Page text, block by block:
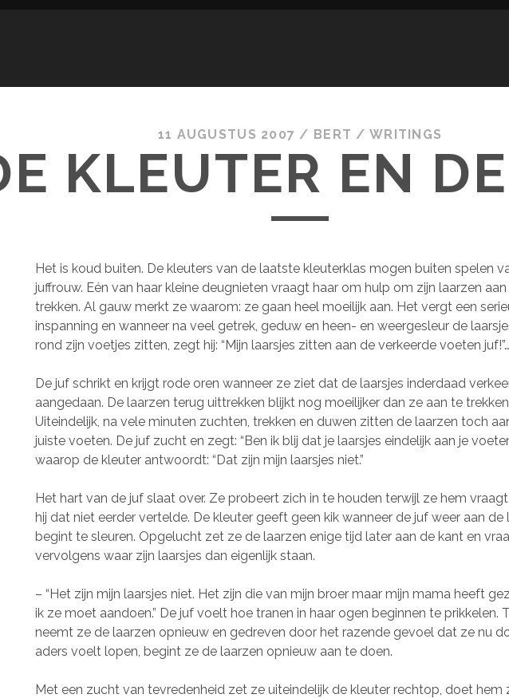
11 AUGUSTUS 2007 / BERT /WRITINGS
KLEUTER EN
Het is koud buiten. De kleuters van de laatste kleuterklas mogen buiten spelen
juffrouw. Eén van haar kleine deugnieten vraagt haar om hulp om zijn laarzen
trekken. Al gauw merkt ze waarom: ze gaan heel moeilijk aan. Het vergt een
inspanning en wanneer na veel getrek, geduw en heen- en weergesleur de
rond zijn voetjes zitten, zegt hij: “Mijn laarsjes zitten aan de verkeerde voeten juf!”…
De juf schrikt en krijgt rode oren wanneer ze ziet dat de laarsjes inderdaad
aangedaan. De laarzen terug uittrekken blijkt nog moeilijker dan ze aan te
Uiteindelijk, na vele minuten zuchten, trekken en duwen zitten de laarzen toch
juiste voeten. De juf zucht en zegt: “Ben ik blij dat je laarsjes eindelijk aan je
waarop de kleuter antwoordt: “Dat zijn mijn laarsjes niet.”
Het hart van de juf slaat over. Ze probeert zich in te houden terwijl ze hem
hij dat niet eerder vertelde. De kleuter geeft geen kik wanneer de juf weer aan de
begint te sleuren. Opgelucht zet ze de laarzen enige tijd later aan de kant en
vervolgens waar zijn laarsjes dan eigenlijk staan.
– “Het zijn mijn laarsjes niet. Het zijn die van mijn broer maar mijn mama heeft
ik ze moet aandoen.” De juf voelt hoe tranen in haar ogen beginnen te prikkelen.
neemt ze de laarzen opnieuw en gedreven door het razende gevoel dat ze nu
aders voelt lopen, begint ze de laarzen opnieuw aan te doen.
Met een zucht van tevredenheid zet ze uiteindelijk de kleuter rechtop, doet hem